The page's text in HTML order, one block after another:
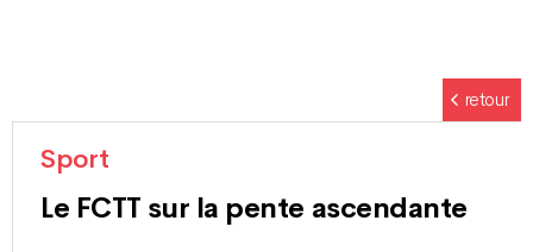
retour
Sport
Le FCTT sur la pente ascendante